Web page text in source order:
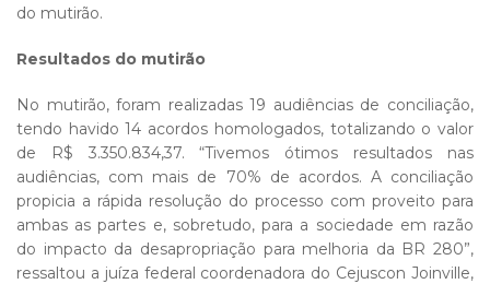
do mutirão.
Resultados do mutirão
No mutirão, foram realizadas 19 audiências de conciliação,
tendo havido 14 acordos homologados, totalizando o valor
de R$ 3.350.834,37. “Tivemos ótimos resultados nas
audiências, com mais de 70% de acordos. A conciliação
propicia a rápida resolução do processo com proveito para
ambas as partes e, sobretudo, para a sociedade em razão
do impacto da desapropriação para melhoria da BR 280”,
ressaltou a juíza federal coordenadora do Cejuscon Joinville,